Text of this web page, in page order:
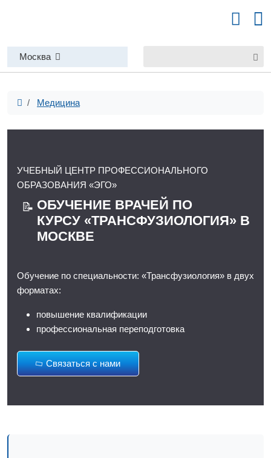
Москва
Медицина
УЧЕБНЫЙ ЦЕНТР ПРОФЕССИОНАЛЬНОГО
ОБРАЗОВАНИЯ «ЭГО»
📝 ОБУЧЕНИЕ ВРАЧЕЙ ПО
КУРСУ «ТРАНСФУЗИОЛОГИЯ» В
МОСКВЕ
Обучение по специальности: «Трансфузиология» в двух
форматах:
повышение квалификации
профессиональная переподготовка
Связаться с нами